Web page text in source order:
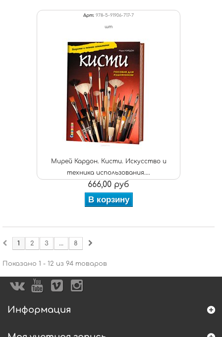
Арт: 978-5-91906-717-7
шт
Мирей Кардон. Кисти. Искусство и
техника использования....
666,00 руб
В корзину
1 2 3 ... 8
Показано 1 - 12 из 94 товаров
Информация